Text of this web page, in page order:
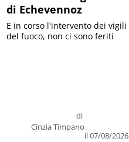
di Echevennoz
di
Cinzia Timpano
il 07/08/2026
E in corso l'intervento dei vigili
del fuoco, non ci sono feriti